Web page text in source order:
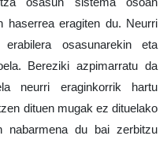
osasun sistema osoan
haserrea eragiten du. Neurri
osasunarekin eta
Bereziki azpimarratu da
neurri eraginkorrik hartu
dituen mugak ez dituelako
nabarmena du bai zerbitzu